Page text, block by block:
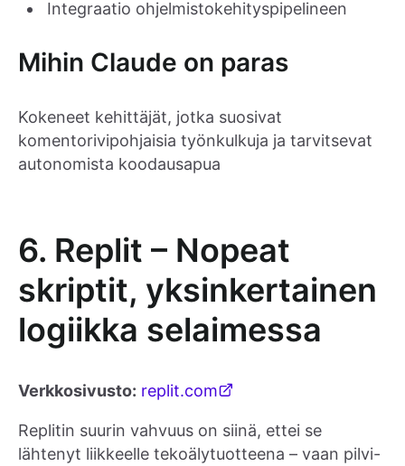
Integraatio ohjelmistokehityspipelineen
Mihin Claude on paras
Kokeneet kehittäjät, jotka suosivat
komentorivipohjaisia työnkulkuja ja tarvitsevat
autonomista koodausapua
6. Replit – Nopeat
skriptit, yksinkertainen
logiikka selaimessa
Verkkosivusto: replit.com
Replitin suurin vahvuus on siinä, ettei se
lähtenyt liikkeelle tekoälytuotteena – vaan pilvi-